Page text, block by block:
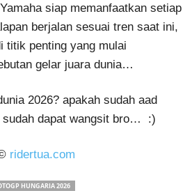
siap memanfaatkan setiap
berjalan sesuai tren saat ini,
titik penting yang mulai
gelar juara dunia…
2026? apakah sudah aad
sudah dapat wangsit bro… :)
ridertua.com
HUNGARIA 2026